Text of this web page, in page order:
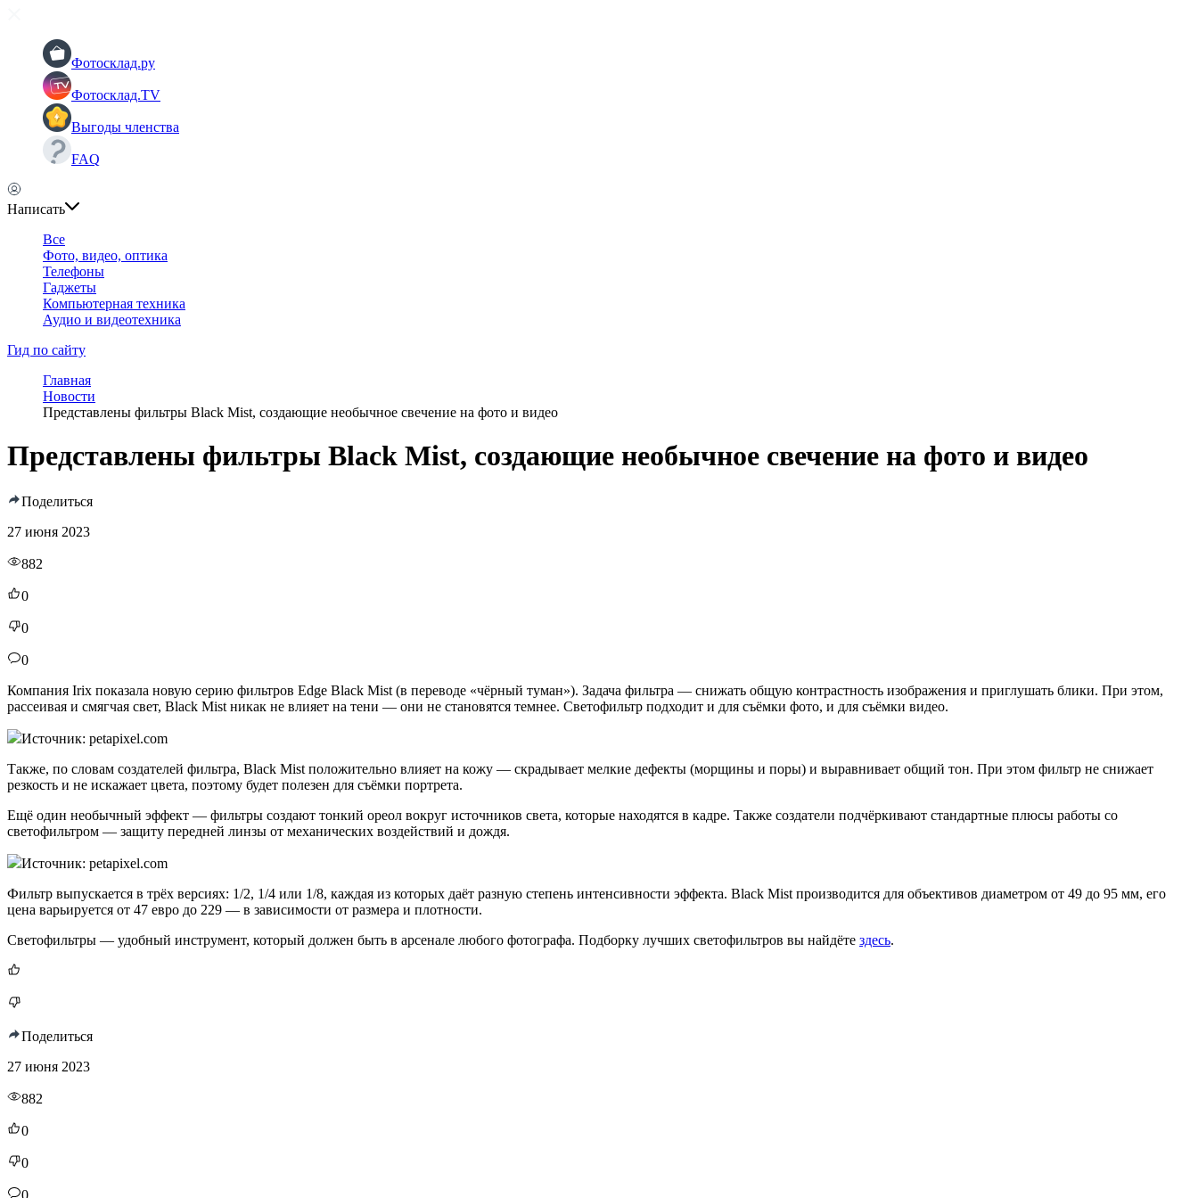
Фотосклад.ру
Фотосклад.TV
Выгоды членства
FAQ
Написать
Все
Фото, видео, оптика
Телефоны
Гаджеты
Компьютерная техника
Аудио и видеотехника
Гид по сайту
Главная
Новости
Представлены фильтры Black Mist, создающие необычное свечение на фото и видео
Представлены фильтры Black Mist, создающие необычное свечение на фото и видео
Поделиться
27 июня 2023
882
0
0
0
Компания Irix показала новую серию фильтров Edge Black Mist (в переводе «чёрный туман»). Задача фильтра — снижать общую контрастность изображения и приглушать блики. При этом,
рассеивая и смягчая свет, Black Mist никак не влияет на тени — они не становятся темнее. Светофильтр подходит и для съёмки фото, и для съёмки видео.
Источник: petapixel.com
Также, по словам создателей фильтра, Black Mist положительно влияет на кожу — скрадывает мелкие дефекты (морщины и поры) и выравнивает общий тон. При этом фильтр не снижает
резкость и не искажает цвета, поэтому будет полезен для съёмки портрета.
Ещё один необычный эффект — фильтры создают тонкий ореол вокруг источников света, которые находятся в кадре. Также создатели подчёркивают стандартные плюсы работы со
светофильтром — защиту передней линзы от механических воздействий и дождя.
Источник: petapixel.com
Фильтр выпускается в трёх версиях: 1/2, 1/4 или 1/8, каждая из которых даёт разную степень интенсивности эффекта. Black Mist производится для объективов диаметром от 49 до 95 мм, его
цена варьируется от 47 евро до 229 — в зависимости от размера и плотности.
Светофильтры — удобный инструмент, который должен быть в арсенале любого фотографа. Подборку лучших светофильтров вы найдёте здесь.
Поделиться
27 июня 2023
882
0
0
0